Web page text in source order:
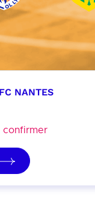
NANTES
confirmer